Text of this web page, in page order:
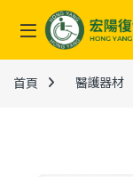
Skip to navigation
Skip to content
首頁 醫護器材